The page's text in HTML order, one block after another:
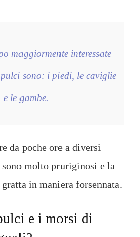
maggiormente interessate
sono: i piedi, le caviglie
e le gambe.
da poche ore a diversi
molto pruriginosi e la
in maniera forsennata.
e i morsi di